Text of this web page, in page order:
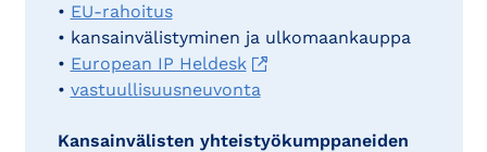
• EU-rahoitus
• kansainvälistyminen ja ulkomaankauppa
• European IP Heldesk
• vastuullisuusneuvonta
Kansainvälisten yhteistyökumppaneiden